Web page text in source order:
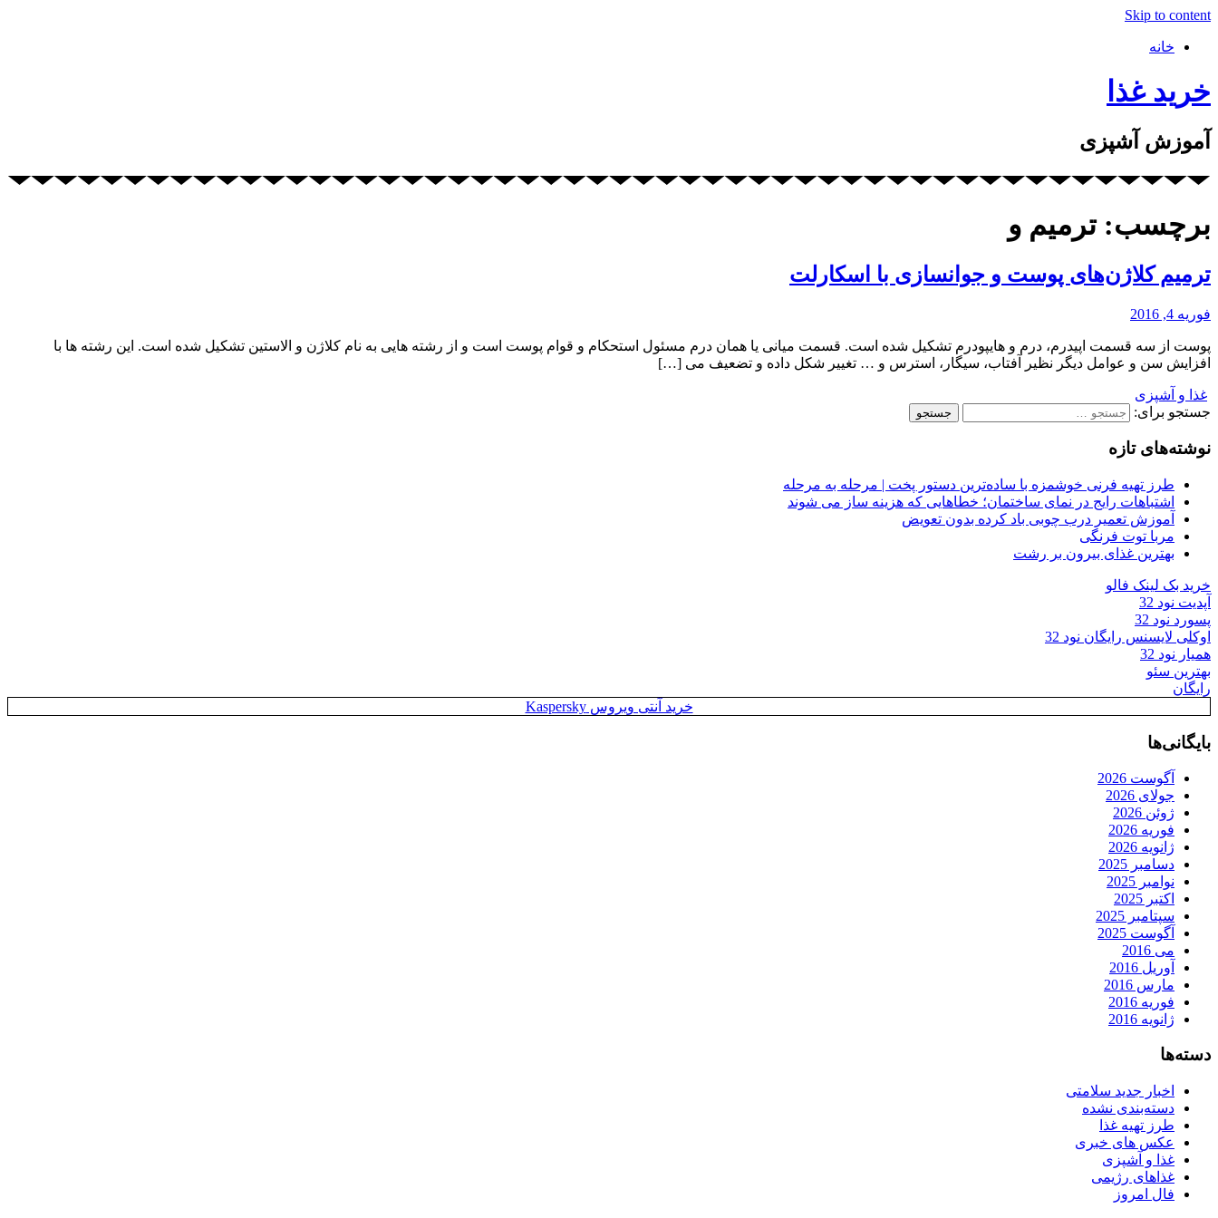
Skip to content
خانه
خرید غذا
آموزش آشپزی
برچسب: ترمیم و
ترمیم کلاژن‌های پوست و جوانسازی با اسکارلت
فوریه 4, 2016
پوست از سه قسمت اپیدرم، درم و هایپودرم تشکیل شده است. قسمت میانی یا همان درم مسئول استحکام و قوام پوست است و از رشته هایی به نام کلاژن و الاستین تشکیل شده است. این رشته ها با
افزایش سن و عوامل دیگر نظیر آفتاب، سیگار، استرس و … تغییر شکل داده و تضعیف می […]
غذا و آشپزی
جستجو برای:
نوشته‌های تازه
طرز تهیه فرنی خوشمزه با ساده‌ترین دستور پخت | مرحله به مرحله
اشتباهات رایج در نمای ساختمان؛ خطاهایی که هزینه ساز می شوند
آموزش تعمیر درب چوبی باد کرده بدون تعویض
مربا توت فرنگی
بهترین غذای بیرون بر رشت
خرید بک لینک فالو
آپدیت نود 32
پسورد نود 32
اوکلی لایسنس رایگان نود 32
همیار نود 32
بهترین سئو
رایگان
خرید آنتی ویروس Kaspersky
بایگانی‌ها
آگوست 2026
جولای 2026
ژوئن 2026
فوریه 2026
ژانویه 2026
دسامبر 2025
نوامبر 2025
اکتبر 2025
سپتامبر 2025
آگوست 2025
می 2016
آوریل 2016
مارس 2016
فوریه 2016
ژانویه 2016
دسته‌ها
اخبار جدید سلامتی
دسته‌بندی نشده
طرز تهیه غذا
عکس های خبری
غذا و آشپزی
غذاهای رژیمی
فال امروز